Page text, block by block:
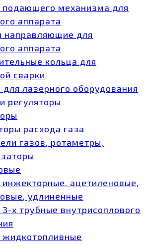
подающего механизма для
аппарата
направляющие для
аппарата
кольца для
сварки
для лазерного оборудования
регуляторы
расхода газа
газов, ротаметры,
инжекторные, ацетиленовые,
удлиненные
3-х трубные внутрисоплового
жидкотопливные